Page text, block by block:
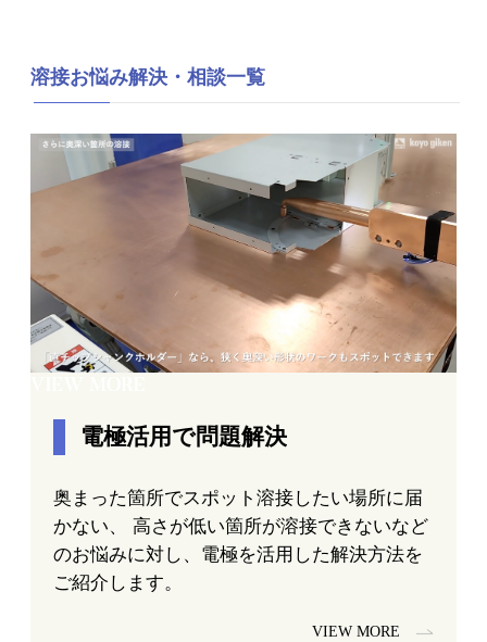
溶接お悩み解決・相談一覧
電極活用で問題解決
奥まった箇所でスポット溶接したい場所に届
かない、 高さが低い箇所が溶接できないなど
のお悩みに対し、電極を活用した解決方法を
ご紹介します。
VIEW MORE